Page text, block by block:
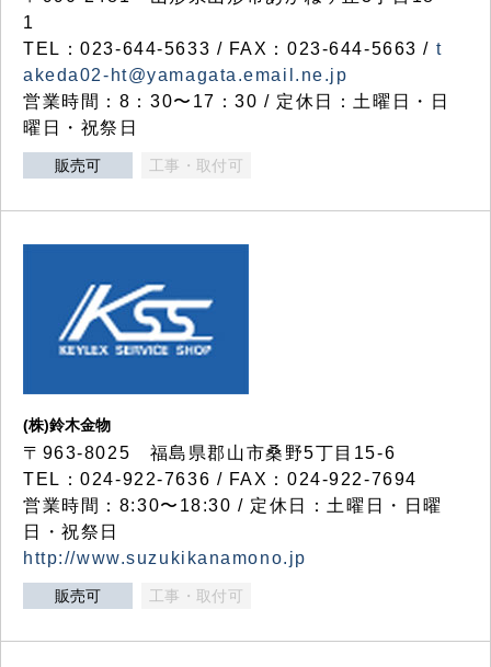
1
TEL：023-644-5633 / FAX：023-644-5663 / t
akeda02-ht@yamagata.email.ne.jp
営業時間：8：30〜17：30 / 定休日：土曜日・日
曜日・祝祭日
販売可 工事・取付可
(株)鈴木金物
〒963-8025 福島県郡山市桑野5丁目15-6
TEL：024-922-7636 / FAX：024-922-7694
営業時間：8:30〜18:30 / 定休日：土曜日・日曜
日・祝祭日
http://www.suzukikanamono.jp
販売可 工事・取付可